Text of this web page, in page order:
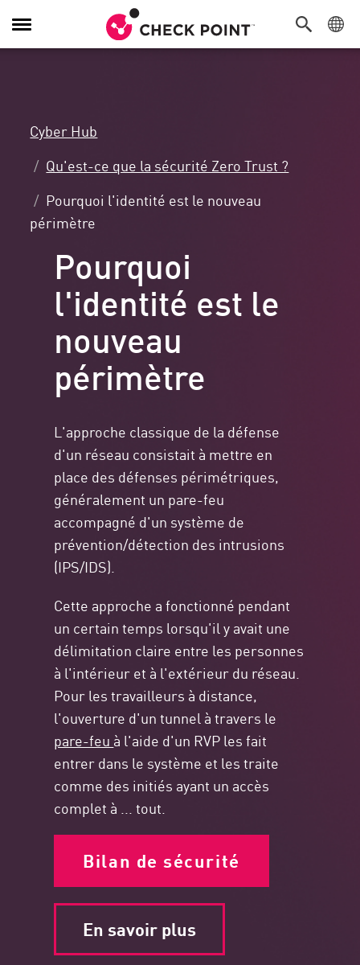
Navigation
dans
Cyber Hub
Qu'est-ce que la sécurité Zero Trust ?
Pourquoi l'identité est le nouveau
périmètre
Pourquoi
l'identité est le
nouveau
périmètre
L'approche classique de la défense
d'un réseau consistait à mettre en
place des défenses périmétriques,
généralement un pare-feu
accompagné d'un système de
prévention/détection des intrusions
(IPS/IDS).
Cette approche a fonctionné pendant
un certain temps lorsqu'il y avait une
délimitation claire entre les personnes
à l'intérieur et à l'extérieur du réseau.
Pour les travailleurs à distance,
l'ouverture d'un tunnel à travers le
pare-feu à l'aide d'un RVP les fait
entrer dans le système et les traite
comme des initiés ayant un accès
complet à ... tout.
Bilan de sécurité
En savoir plus